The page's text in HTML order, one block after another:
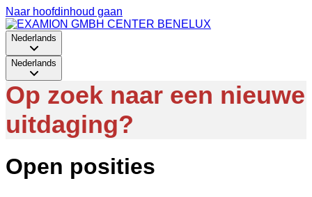
Naar hoofdinhoud gaan
Nederlands
Nederlands
Op zoek naar een nieuwe
uitdaging?
Open posities